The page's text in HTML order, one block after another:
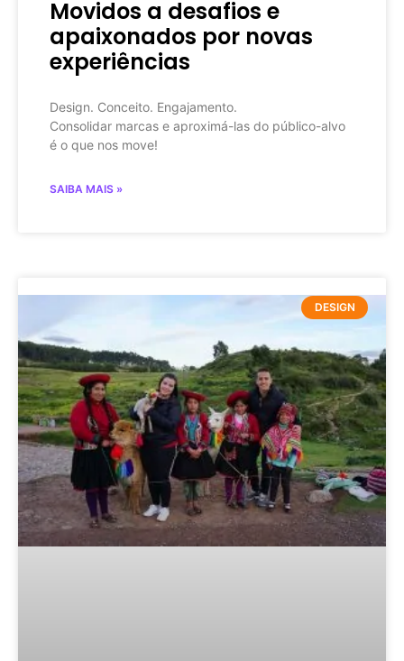
Movidos a desafios e
apaixonados por novas
experiências
Design. Conceito. Engajamento.
Consolidar marcas e aproximá-las do público-alvo
é o que nos move!
SAIBA MAIS »
DESIGN